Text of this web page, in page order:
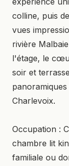
colline, puis
vues
rivière
l'étage, le
soir et
Charlevoix.
Occupation :
chambre lit
familiale ou